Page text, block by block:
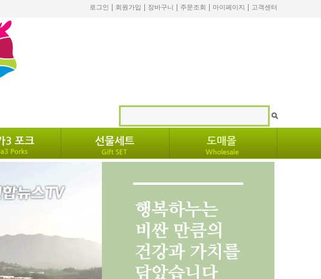
로그인 회원가입 장바구니 주문조회 마이페이지 고객센터